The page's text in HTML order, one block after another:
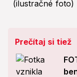
Prečítaj si tiež